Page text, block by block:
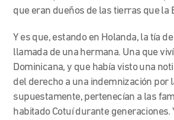
que eran dueños de las tierras que la
Y es que, estando en Holanda, la tía
llamada de una hermana. Una que
Dominicana, y que había visto una
del derecho a una indemnización por
supuestamente, pertenecían a las
habitado Cotuí durante generaciones.